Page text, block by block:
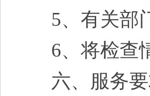
5、有关部
6、将检查
六、服务